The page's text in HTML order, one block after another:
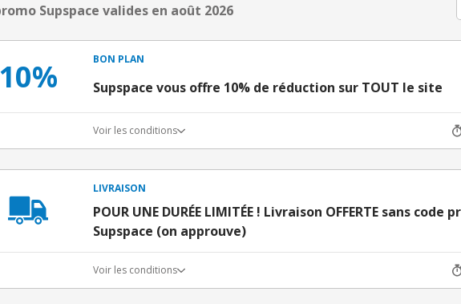
Supspace valides en août 2026
10% BON PLAN
Supspace vous offre 10% de réduction sur TOUT le site
Voir les conditions
LIVRAISON
POUR UNE DURÉE LIMITÉE ! Livraison OFFERTE sans code
Supspace (on approuve)
Voir les conditions